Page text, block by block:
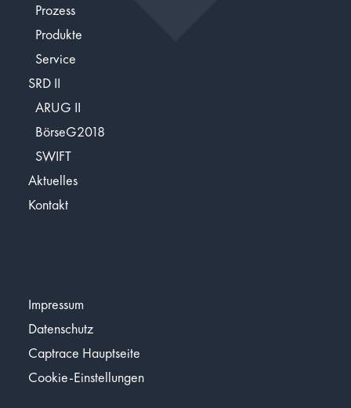
Prozess
Produkte
Service
SRD II
ARUG II
BörseG2018
SWIFT
Aktuelles
Kontakt
Impressum
Datenschutz
Captrace Hauptseite
Cookie-Einstellungen